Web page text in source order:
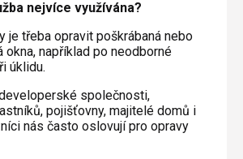
nejvíce využívána?
je třeba opravit poškrábaná nebo
okna, například po neodborné
úklidu.
společnosti,
pojišťovny, majitelé domů i
nás často oslovují pro opravy